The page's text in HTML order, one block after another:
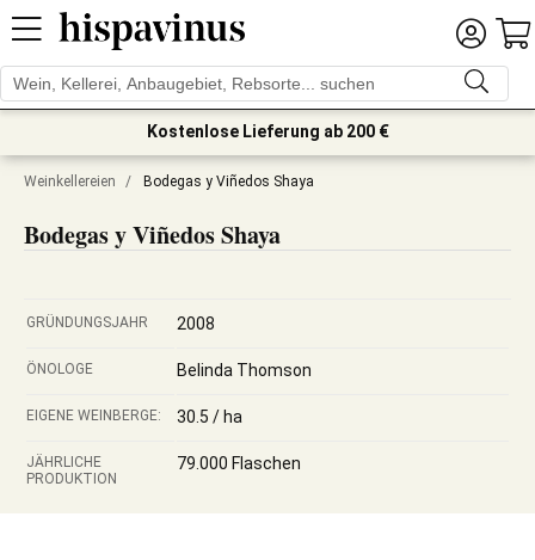
Kostenlose Lieferung ab 200 €
Weinkellereien / Bodegas y Viñedos Shaya
Bodegas y Viñedos Shaya
GRÜNDUNGSJAHR 2008
ÖNOLOGE Belinda Thomson
EIGENE WEINBERGE: 30.5 / ha
JÄHRLICHE
PRODUKTION
79.000 Flaschen